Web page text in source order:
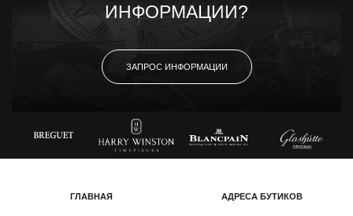
ИНФОРМАЦИИ?
ЗАПРОС ИНФОРМАЦИИ
ГЛАВНАЯ АДРЕСА БУТИКОВ